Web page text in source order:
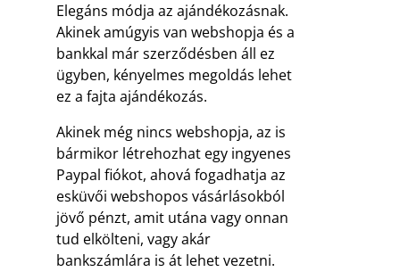
Elegáns módja az ajándékozásnak.
Akinek amúgyis van webshopja és a
bankkal már szerződésben áll ez
ügyben, kényelmes megoldás lehet
ez a fajta ajándékozás.
Akinek még nincs webshopja, az is
bármikor létrehozhat egy ingyenes
Paypal fiókot, ahová fogadhatja az
esküvői webshopos vásárlásokból
jövő pénzt, amit utána vagy onnan
tud elkölteni, vagy akár
bankszámlára is át lehet vezetni.